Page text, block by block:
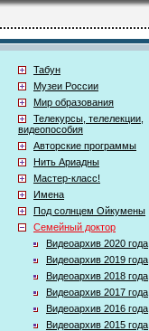
Табун
Музеи России
Мир образования
Телекурсы, телелекции,
видеопособия
Авторские программы
Нить Ариадны
Мастер-класс!
Имена
Под солнцем Ойкумены
Семейный доктор
Видеоархив 2020 года
Видеоархив 2019 года
Видеоархив 2018 года
Видеоархив 2017 года
Видеоархив 2016 года
Видеоархив 2015 года